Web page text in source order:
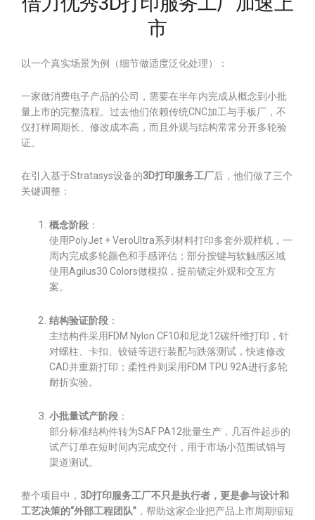
市
以一个真实场景为例（细节做适度泛化处理）：
一家做消费电子产品的公司，需要在半年内完成从概念到小批
量上市的完整流程。过去他们依赖传统CNC加工与手板厂，不
仅打样周期长、修改成本高，而且外观与结构常常分开多轮验
证。
在引入基于Stratasys设备的3D打印服务工厂后，他们做了三个
关键调整：
概念阶段 ：
使用PolyJet + VeroUltra系列材料打印多套外观样机，一
周内完成多轮颜色和手感评估；部分按键与软触感区域
使用Agilus30 Colors做模拟，提前锁定外观和交互方
案。
结构验证阶段 ：
主结构件采用FDM Nylon CF10和尼龙12碳纤维打印，针
对螺柱、卡扣、铰链等进行装配与跌落测试，快速修改
CAD并重新打印；柔性件则采用FDM TPU 92A进行多轮
耐折实验。
小批量试产阶段 ：
部分标准结构件转为SAF PA12批量生产，几百件起步的
试产订单在短时间内完成交付，用于市场小范围试销与
渠道测试。
整个项目中， 3D打印服务工厂不只是执行者，更是参与设计和
工艺决策的“外部工程团队” ，帮助这家企业把产品上市周期缩短